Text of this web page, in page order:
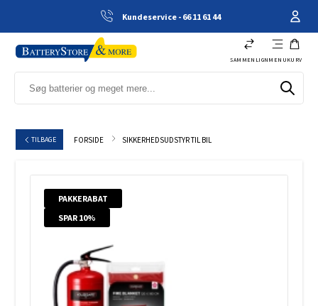
Kundeservice - 66 11 61 44
SAMMENLIGN MENU KURV
TILBAGE FORSIDE SIKKERHEDSUDSTYR TIL BIL
PAKKERABAT
SPAR 10%